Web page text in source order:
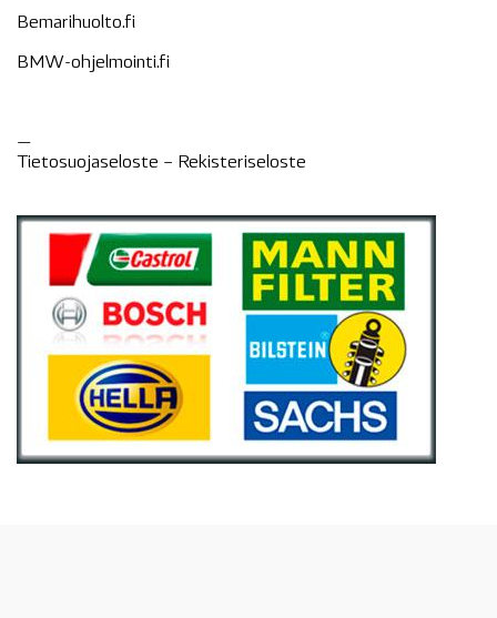
Bemarihuolto.fi
BMW-ohjelmointi.fi
—
Tietosuojaseloste – Rekisteriseloste